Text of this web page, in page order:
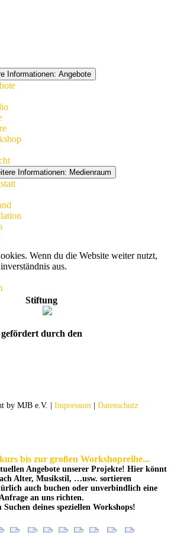
Informationen: Angebote
Informationen: Medienraum
Stiftung
gefördert durch den
by MJB e.V. | Impressum Datenschutz
bis zur großen Workshopreihe...
Angebote unserer Projekte! Hier könnt
Alter, Musikstil, …usw. sortieren
auch buchen oder unverbindlich eine
Anfrage an uns richten.
deines speziellen Workshops!
Wenn du die Website weiter nutzt,
aus.